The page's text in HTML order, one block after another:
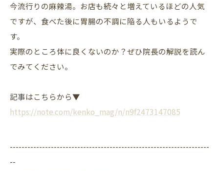
今流行りの麻辣湯。お店も続々と増えているほどの人気
ですが、食べた後に胃腸の不調に陥る人もいるようで
す。
実際のところ体に良くないのか？ぜひ院長の解説を読ん
でみてください。
記事はこちらから▼
https://note.com/kenko_mag/n/n9f2473147085
--------------------------------------------------------------------
--